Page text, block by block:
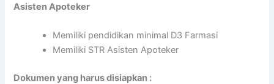
Asisten Apoteker
Memiliki pendidikan minimal D3 Farmasi
Memiliki STR Asisten Apoteker
Dokumen yang harus disiapkan :